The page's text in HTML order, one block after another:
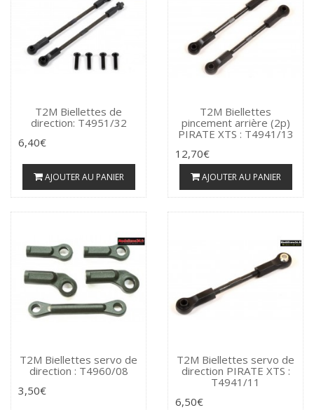
T2M Biellettes de
direction: T4951/32
6,40€
AJOUTER AU PANIER
T2M Biellettes
pincement arrière (2p)
PIRATE XTS : T4941/13
12,70€
AJOUTER AU PANIER
T2M Biellettes servo de
direction : T4960/08
3,50€
T2M Biellettes servo de
direction PIRATE XTS :
T4941/11
6,50€